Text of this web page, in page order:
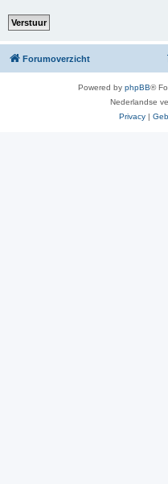
Forumoverzicht
Powered by phpBB®
Nederlandse
Privacy |